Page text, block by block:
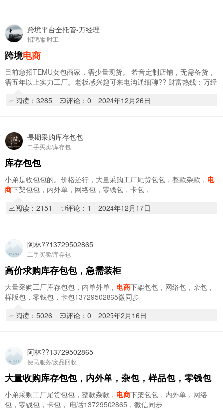
跨境平台全托管-万经理
招聘/临时工
跨境电商
目前急招TEMU女包商家，需少量现货。 希音定制店铺，无需备货，
需五年以上实力工厂。老板感兴趣可来电沟通细聊?? 财富热线：万经
阅读：3285
评论：0 2024年12月26日
長期采购库存包包
二手买卖/库存包
库存包包
小弟是收包包的。价格还行，大量采购工厂尾货包包，整款杂款， 电
商下架包包，内外单，网络包，零钱包，卡包，
阅读：2151
评论：1 2024年12月17日
阿林??13729502865
二手买卖/库存包
高价求购库存包包，急需装柜
大量采购工厂库存包包，内单外单， 电商下架包包，网络包，杂包，
样版包，零钱包，卡包13729502865微同步
阅读：5026
评论：0 2025年2月16日
阿林??13729502865
便民服务/废品回收
大量收购库存包包，内外单，杂包，样品包，零钱包
小弟采购工厂尾货包包，整款杂款， 电商下架包包，内外单，网络
包，零钱包，卡包， 电话13729502865，微信同步